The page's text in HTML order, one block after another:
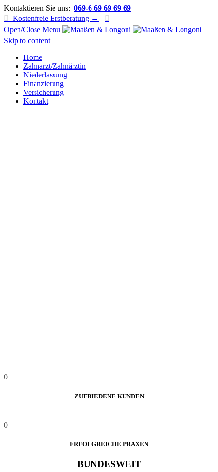
Kontaktieren Sie uns: 069-6 69 69 69 69

Kostenfreie Erstberatung →

Open/Close Menu
Skip to content
Home
Zahnarzt/Zahnärztin
Niederlassung
Finanzierung
Versicherung
Kontakt
0+
ZUFRIEDENE KUNDEN
0+
ERFOLGREICHE PRAXEN
BUNDESWEIT